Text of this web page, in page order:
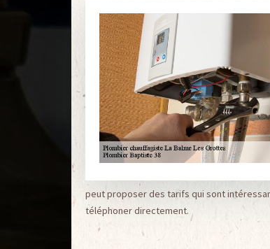
peut proposer des tarifs qui sont
téléphoner directement.